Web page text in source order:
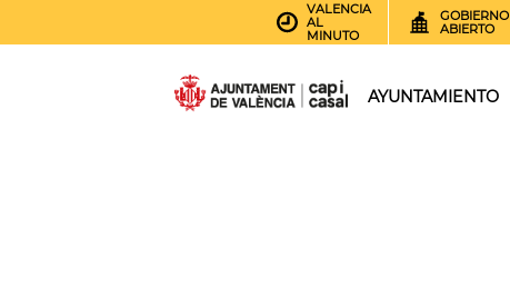
VALENCIA
AL
MINUTO
GOBIERNO
ABIERTO
AYUNTAMIENTO